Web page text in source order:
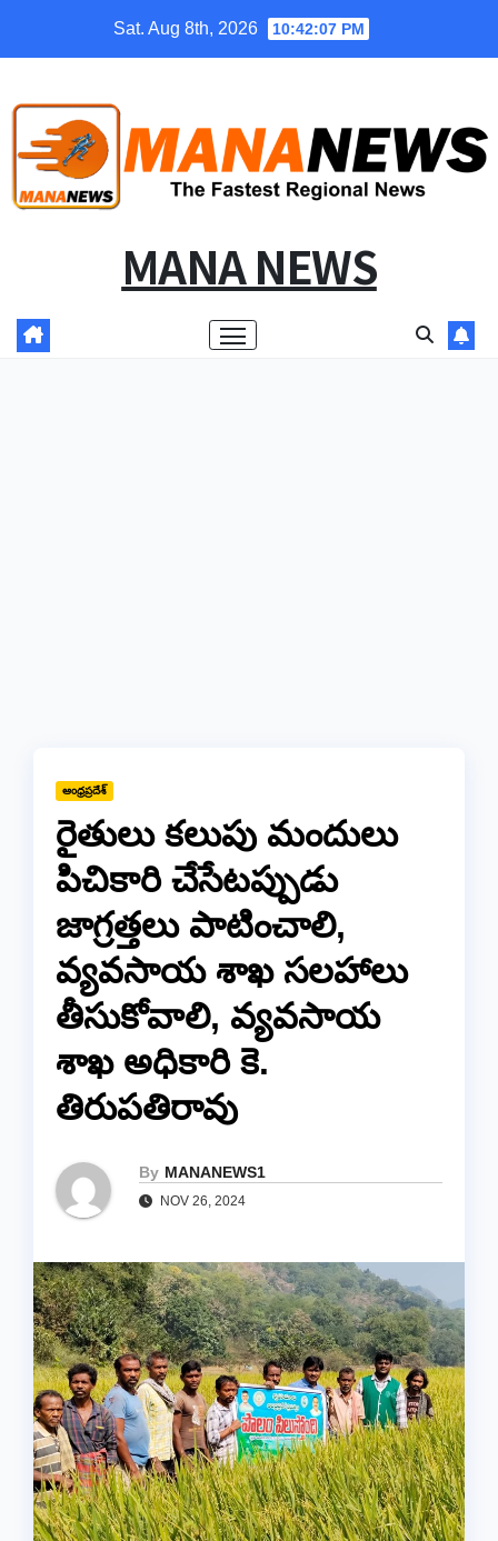
Sat. Aug 8th, 2026 10:42:07 PM
MANA NEWS
ఆంధ్రప్రదేశ్
రైతులు కలుపు మందులు
పిచికారి చేసేటప్పుడు
జాగ్రత్తలు పాటించాలి,
వ్యవసాయ శాఖ సలహాలు
తీసుకోవాలి, వ్యవసాయ
శాఖ అధికారి కె.
తిరుపతిరావు
By MANANEWS1
NOV 26, 2024